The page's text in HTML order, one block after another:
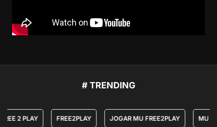
# TRENDING
2 PLAY FREE2PLAY JOGAR MU FREE2PLAY MU